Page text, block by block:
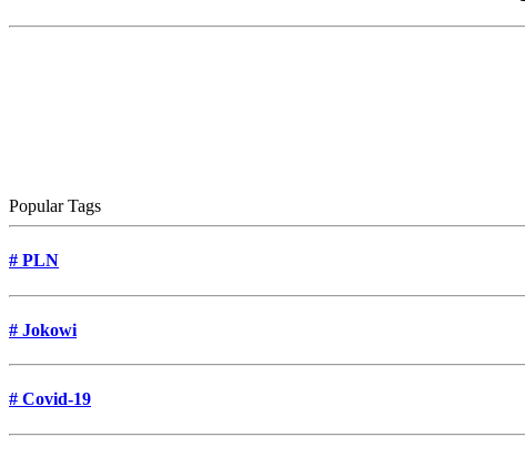
Popular Tags
# PLN
# Jokowi
# Covid-19